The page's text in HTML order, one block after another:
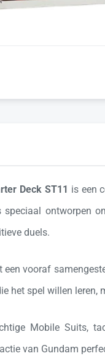
Deck ST11 is een
ontworpen
duels.
een vooraf
het spel willen
Mobile Suits,
van Gundam